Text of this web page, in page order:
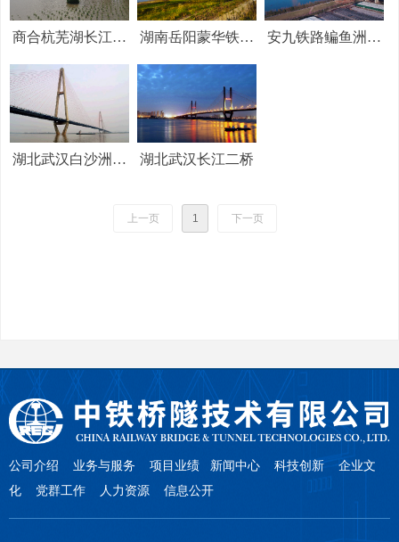
商合杭芜湖长江公
铁大桥
湖南岳阳蒙华铁路
洞庭湖大桥
安九铁路鳊鱼洲长
湖北武汉白沙洲长
湖北武汉长江二桥
上一页 1 下一页
公司介绍 业务与服务 项目业绩 新闻中心 科技创新企业文
化 党群工作 人力资源 信息公开